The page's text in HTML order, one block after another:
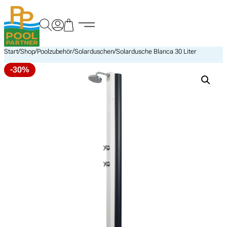
Zum
Inhalt
springen
Start/Shop/Poolzubehör/Solarduschen/Solardusche Blanca 30 Liter
-30%